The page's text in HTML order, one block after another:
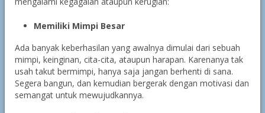
Memiliki Mimpi Besar
Ada banyak keberhasilan yang awalnya dimulai dari sebuah
mimpi, keinginan, cita-cita, ataupun harapan. Karenanya tak
usah takut bermimpi, hanya saja jangan berhenti di sana.
Segera bangun, dan kemudian bergerak dengan motivasi dan
semangat untuk mewujudkannya.